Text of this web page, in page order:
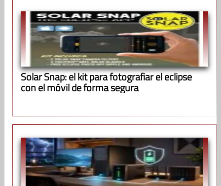
Solar Snap: el kit para fotografiar el eclipse
con el móvil de forma segura